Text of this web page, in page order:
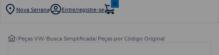
Nova Serrana Entre/registre-se
0
/Peças VW/Busca Simplificada/Peças por Código Original